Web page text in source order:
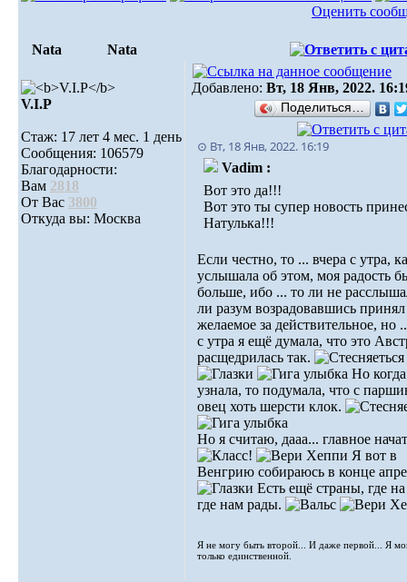
Оценить
Nata Nata
V.I.Р
Стаж: 17 лет 4 мес. 1 день
Сообщения: 106579
Благодарности:
Вам 2818
От Вас 3800
Откуда вы: Москва
Добавлено: Вт, 18 Янв, 2022.
Поделиться…
⊙ Вт, 18 Янв, 2022. 16:19
Vadim :
Вот это да!!!
Вот это ты супер новость
Натулька!!!
Если честно, то ... вчера с утра,
услышала об этом, моя радость
больше, ибо ... то ли не
ли разум возрадовавшись принял
желаемое за действительное, но
с утра я ещё думала, что это
расщедрилась так.
Но когда
узнала, то подумала, что с
овец хоть шерсти клок.
Но я считаю, дааа... главное
Я вот в
Венгрию собираюсь в конце
Есть ещё страны, где
где нам рады.
Я не могу быть второй... И даже первой... Я
только единственной.